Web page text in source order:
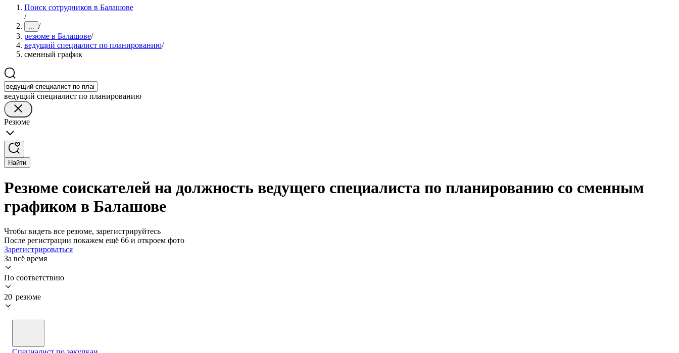
Поиск сотрудников в Балашове
/
... /
резюме в Балашове/
ведущий специалист по планированию/
сменный график
ведущий специалист по планированию
Резюме
Найти
Резюме соискателей на должность ведущего специалиста по планированию со сменным
графиком в Балашове
Чтобы видеть все резюме, зарегистрируйтесь
После регистрации покажем ещё 66 и откроем фото
Зарегистрироваться
За всё время
По соответствию
20 резюме